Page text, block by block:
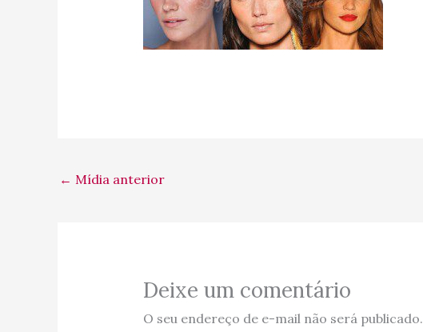
← Mídia anterior
Deixe um comentário
O seu endereço de e-mail não será publicado.